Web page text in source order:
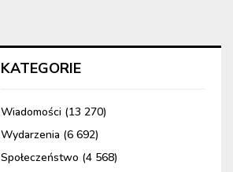
KATEGORIE
Wiadomości (13 270)
Wydarzenia (6 692)
Społeczeństwo (4 568)